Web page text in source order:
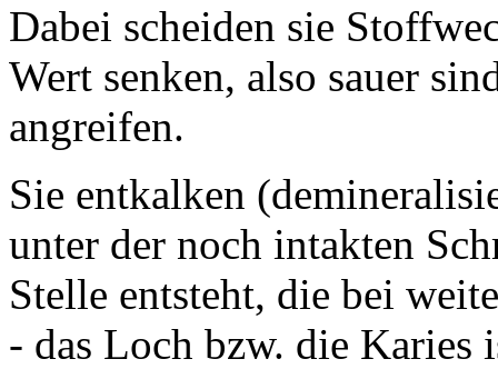
Dabei scheiden sie
Wert senken, also sauer
angreifen.
Sie entkalken
unter der noch intakten
Stelle entsteht, die bei
- das Loch bzw. die Karies